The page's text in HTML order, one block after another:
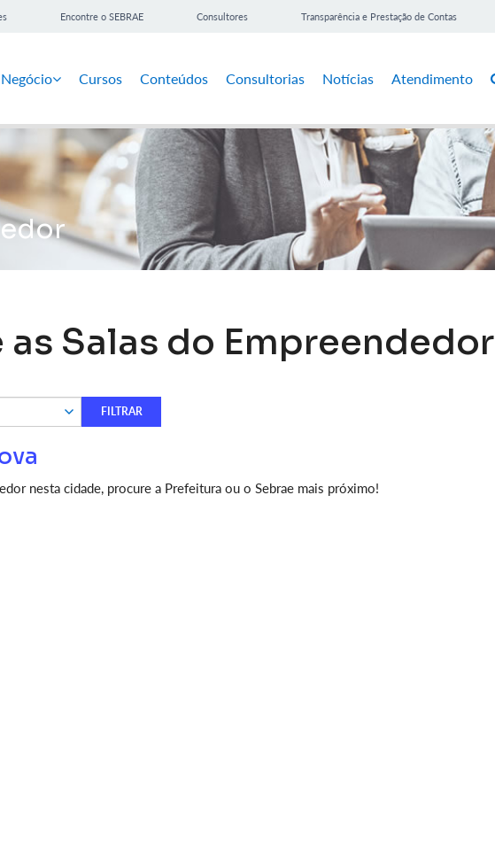
Encontre o SEBRAE Consultores Transparência e Prestação de Contas
Cursos Conteúdos Consultorias Notícias Atendimento
as Salas do Empreendedor
nesta cidade, procure a Prefeitura ou o Sebrae mais próximo!